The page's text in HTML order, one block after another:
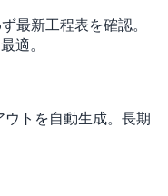
最新工程表を確認。
適。
トを自動生成。長期